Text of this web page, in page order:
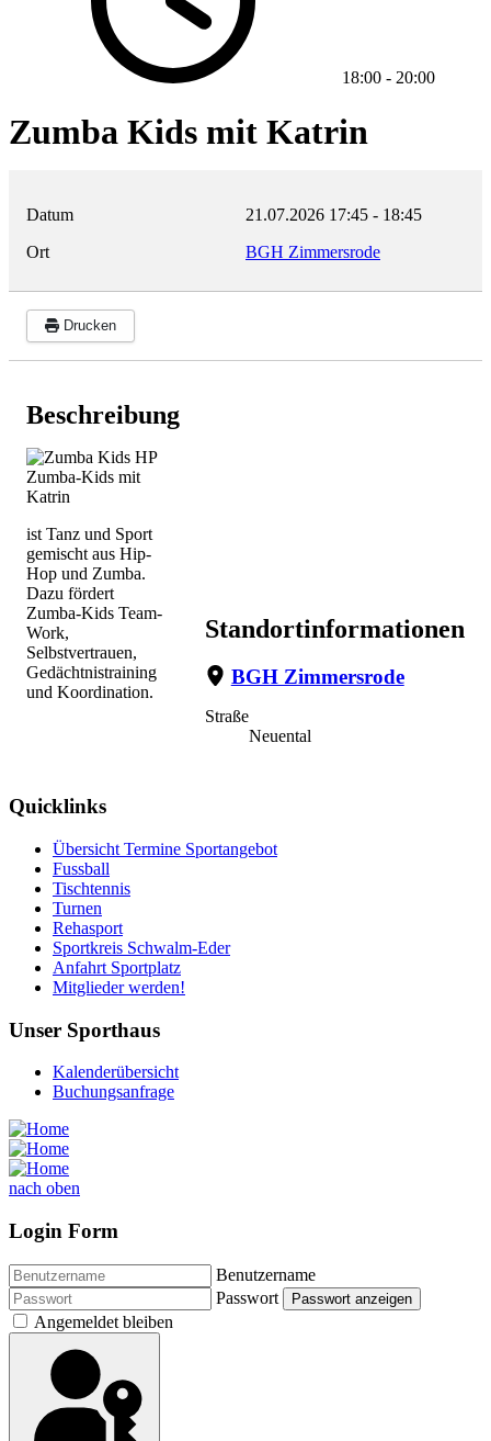
18:00 - 20:00
Zumba Kids mit Katrin
Datum 21.07.2026 17:45 - 18:45
Ort
BGH Zimmersrode
Drucken
Beschreibung
Zumba-Kids mit
Katrin
ist Tanz und Sport
gemischt aus Hip-
Hop und Zumba.
Dazu fördert
Zumba-Kids Team-
Work,
Selbstvertrauen,
Gedächtnistraining
und Koordination.
Standortinformationen
BGH Zimmersrode
Straße
Neuental
Quicklinks
Übersicht Termine Sportangebot
Fussball
Tischtennis
Turnen
Rehasport
Sportkreis Schwalm-Eder
Anfahrt Sportplatz
Mitglieder werden!
Unser Sporthaus
Kalenderübersicht
Buchungsanfrage
nach oben
Login Form
Benutzername
Passwort
Passwort anzeigen
Angemeldet bleiben